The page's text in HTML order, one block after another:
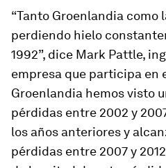
“Tanto Groenlandia
perdiendo hielo
1992”, dice Mark Pattle,
empresa que participa en
Groenlandia hemos visto
pérdidas entre 2002 y
los años anteriores y
pérdidas entre 2007 y